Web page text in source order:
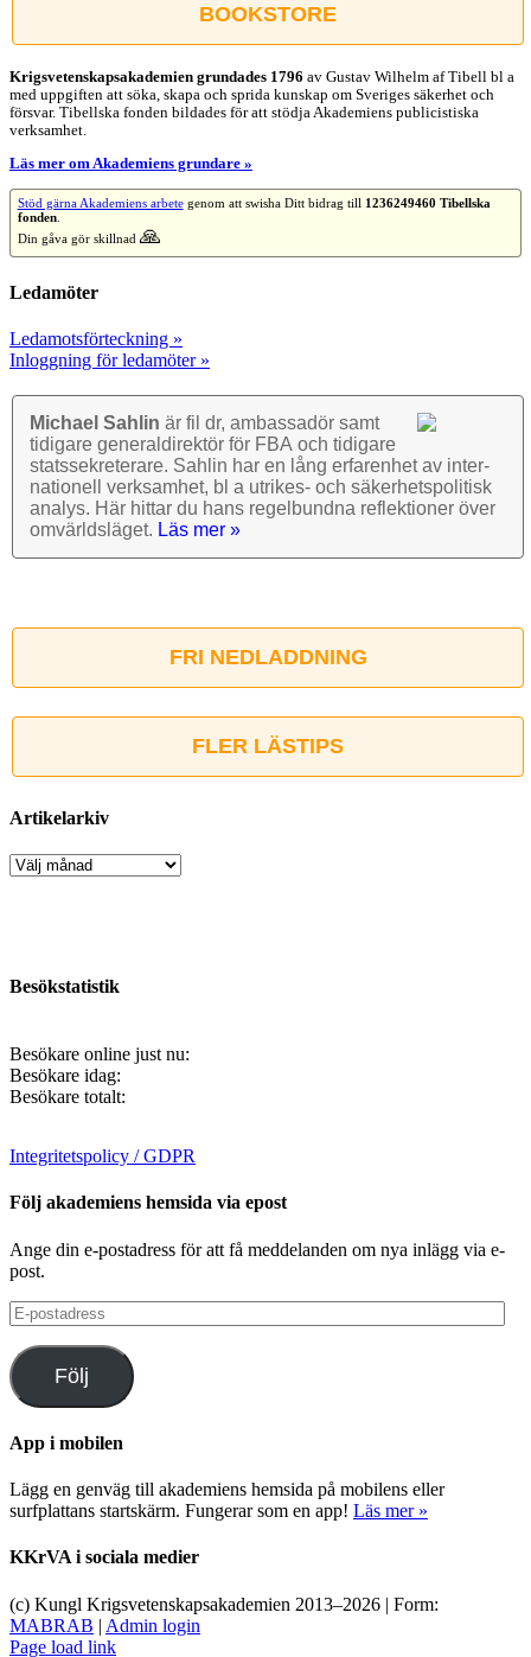
BOOKSTORE
Krigsvetenskap­sakademien grundades 1796 av Gustav Wilhelm af Tibell bl a
med uppgiften att söka, skapa och sprida kunskap om Sveriges säkerhet och
försvar. Tibellska fonden bildades för att stödja Akademiens publicistiska
verksamhet.
Läs mer om Akademiens grundare »
Stöd gärna Akademiens arbetegenom att swisha Ditt bidrag till 1236249460 Tibellska
fonden.
Din gåva gör skillnad 🙏
Ledamöter
Ledamotsförteckning »
Inloggning för ledamöter »
Michael Sahlin är fil dr, ambassadör samt
tidigare general­direktör för FBA och tidigare
stats­sekre­terare. Sahlin har en lång erfarenhet av inter­
nationell verk­samhet, bl a utrikes- och säkerhets­politisk
analys. Här hittar du hans regel­bundna reflek­tioner över
omvärlds­läget. Läs mer »
FRI NEDLADDNING
FLER LÄSTIPS
Artikelarkiv
Artikelarkiv
Besökstatistik
Besökare online just nu:
Besökare idag:
Besökare totalt:
Integritetspolicy / GDPR
Följ akademiens hemsida via epost
Ange din e-postadress för att få meddelanden om nya inlägg via e-
post.
E-
postadress
Följ
App i mobilen
Lägg en genväg till akademiens hemsida på mobilens eller
surfplattans startskärm. Fungerar som en app! Läs mer »
KKrVA i sociala medier
(c) Kungl Krigsvetenskapsakademien 2013–2026 | Form:
MABRAB | Admin login
Page load link